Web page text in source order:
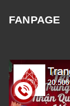
FANPAGE